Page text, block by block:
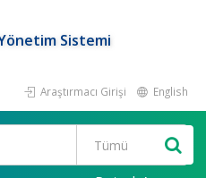
Sistemi
Araştırmacı Girişi English